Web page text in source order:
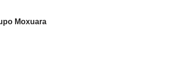
Moxuara